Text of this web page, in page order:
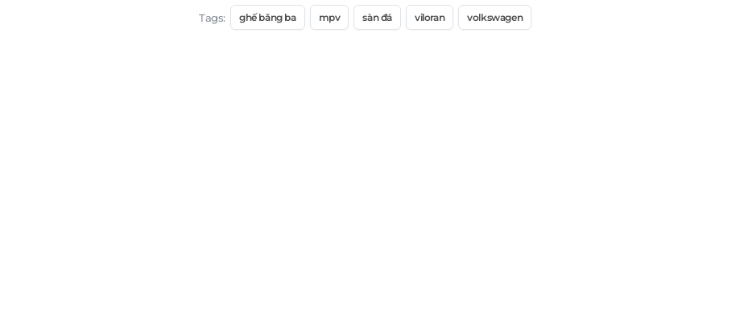
Tags: ghế băng ba mpv sàn đá viloran volkswagen